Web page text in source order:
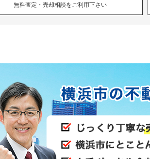
無料査定・売却相談をご利用下さい